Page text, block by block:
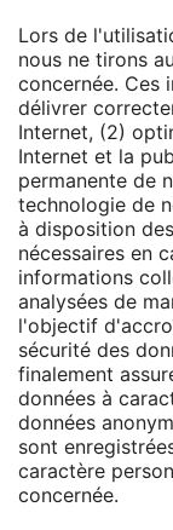
Lors de
nous ne tirons
concernée. Ces
délivrer
Internet, (2)
Internet et la
permanente de
technologie de
à disposition
nécessaires en
informations
analysées de
l'objectif
sécurité des
finalement
données à
données
sont
caractère
concernée.